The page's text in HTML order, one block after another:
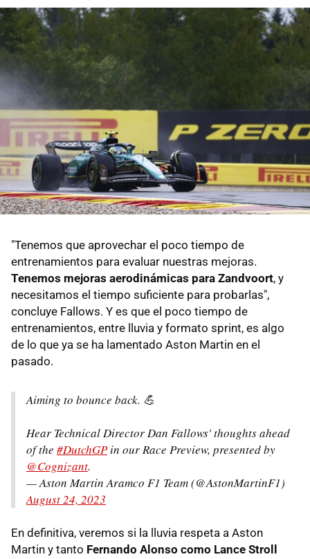
"Tenemos que aprovechar el poco tiempo de
entrenamientos para evaluar nuestras mejoras.
Tenemos mejoras aerodinámicas para Zandvoort, y
necesitamos el tiempo suficiente para probarlas",
concluye Fallows. Y es que el poco tiempo de
entrenamientos, entre lluvia y formato sprint, es algo
de lo que ya se ha lamentado Aston Martin en el
pasado.
Aiming to bounce back. 💪
Hear Technical Director Dan Fallows' thoughts ahead
of the #DutchGPin our Race Preview, presented by
@Cognizant.
— Aston Martin Aramco F1 Team (@AstonMartinF1)
August 24, 2023
En definitiva, veremos si la lluvia respeta a Aston
Martin y tanto Fernando Alonso como Lance Stroll